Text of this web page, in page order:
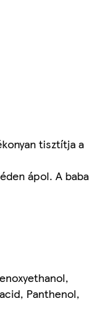
tisztítja a
ápol. A baba
Panthenol,